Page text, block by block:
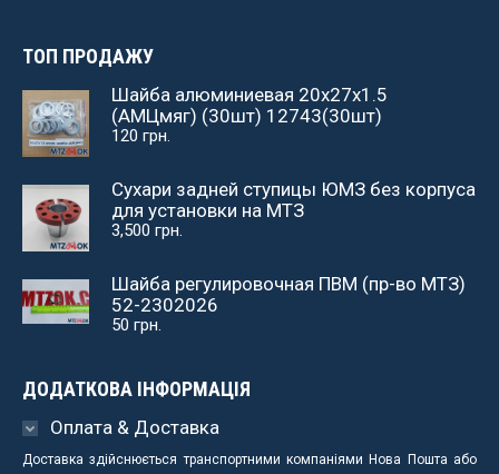
ТОП ПРОДАЖУ
Шайба алюминиевая 20х27х1.5
(АМЦмяг) (30шт) 12743(30шт)
120 грн.
Сухари задней ступицы ЮМЗ без корпуса
для установки на МТЗ
3,500 грн.
Шайба регулировочная ПВМ (пр-во МТЗ)
52-2302026
50 грн.
ДОДАТКОВА ІНФОРМАЦІЯ
Оплата & Доставка
Доставка здійснюється транспортними компаніями Нова Пошта або